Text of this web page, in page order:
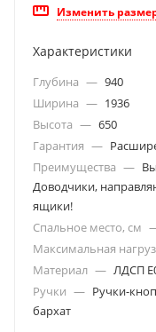
Изменить
Характеристики
Глубина — 940
Ширина — 1936
Высота — 650
Гарантия —
Преимущества —
Доводчики,
ящики!
Спальное место, см
Максимальная
Материал — ЛДСП
Ручки — Ручки-
бархат